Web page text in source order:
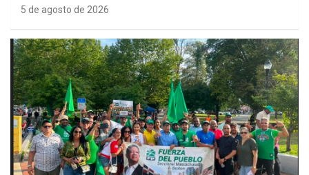
5 de agosto de 2026